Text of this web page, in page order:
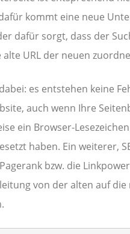
kommt eine neue
dafür sorgt, dass der
alte URL der neuen
es entstehen keine
auch wenn Ihre
ein Browser-
haben. Ein weiterer,
bzw. die
von der alten auf die